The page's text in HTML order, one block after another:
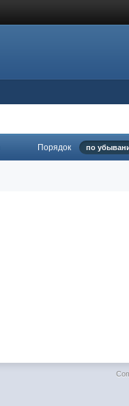
Порядок по